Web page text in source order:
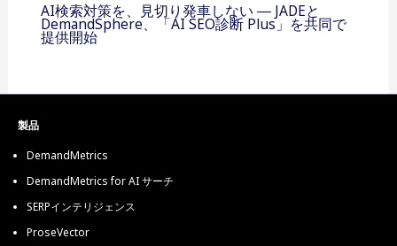
AI検索対策を、見切り発車しない ― JADEと
DemandSphere、「AI SEO診断 Plus」を共同で
提供開始
製品
DemandMetrics
DemandMetrics for AI サーチ
SERPインテリジェンス
ProseVector